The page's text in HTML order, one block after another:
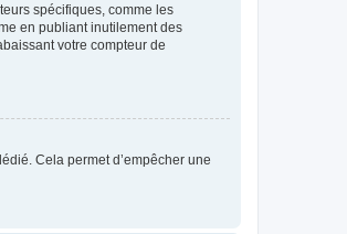
spécifiques, comme les
en publiant inutilement des
votre compteur de
Cela permet d’empêcher une